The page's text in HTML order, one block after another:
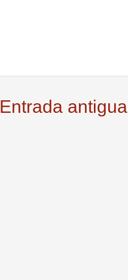
Entrada antigua